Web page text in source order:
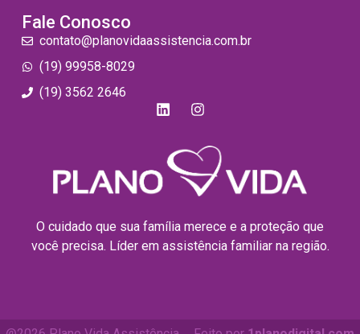
O cuidado que sua família merece e a proteção que
você precisa. Líder em assistência familiar na região.
Fale Conosco
contato@planovidaassistencia.com.br
(19) 99958-8029
(19) 3562 2646